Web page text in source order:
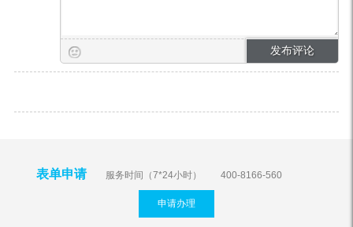
表单申请 服务时间（7*24小时） 400-8166-560
申请办理